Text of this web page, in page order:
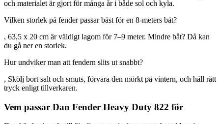
och materialet är gjort för många år i både sol och kyla.
Vilken storlek på fender passar bäst för en 8-meters båt?
, 63,5 x 20 cm är väldigt lagom för 7–9 meter. Mindre båt? Då kan
du gå ner en storlek.
Hur undviker man att fendern slits ut snabbt?
, Skölj bort salt och smuts, förvara den mörkt på vintern, och håll rätt
tryck enligt tillverkaren.
Vem passar Dan Fender Heavy Duty 822 för